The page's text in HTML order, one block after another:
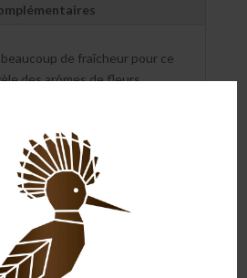
de fraîcheur pour ce
des arômes de fleurs
belle longueur.
des apéritifs entre